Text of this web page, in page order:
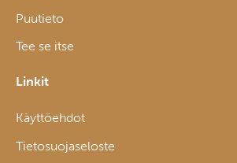
Puutieto
Tee se itse
Linkit
Käyttöehdot
Tietosuojaseloste